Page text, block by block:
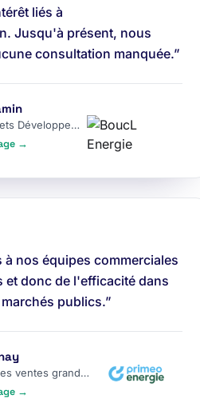
liés à
Jusqu'à présent, nous
consultation manquée.”
Cheffe de projets Développement
→
à nos équipes commerciales
et donc de l'efficacité dans
publics.”
Responsable des ventes grands comptes
→